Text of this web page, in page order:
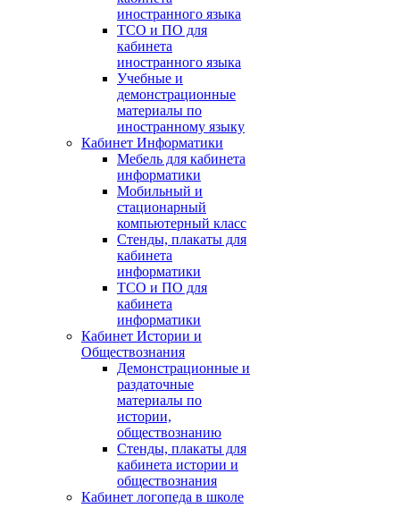
иностранного языка
ТСО и ПО для
кабинета
иностранного языка
Учебные и
демонстрационные
материалы по
иностранному языку
Кабинет Информатики
Мебель для кабинета
информатики
Мобильный и
стационарный
компьютерный класс
Стенды, плакаты для
кабинета
информатики
ТСО и ПО для
кабинета
информатики
Кабинет Истории и
Обществознания
Демонстрационные и
раздаточные
материалы по
истории,
обществознанию
Стенды, плакаты для
кабинета истории и
обществознания
Кабинет логопеда в школе